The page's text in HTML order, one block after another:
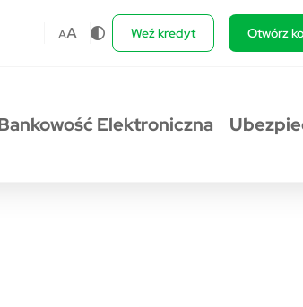
AA Weź kredyt Otwórz
Elektroniczna